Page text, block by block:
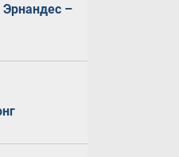
Эрнандес –